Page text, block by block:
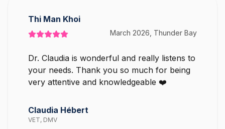
Thi Man Khoi
March 2026, Thunder Bay
Dr. Claudia is wonderful and really listens to
your needs. Thank you so much for being
very attentive and knowledgeable ❤️
Claudia Hébert
VET, DMV